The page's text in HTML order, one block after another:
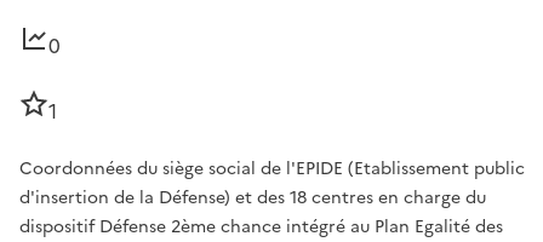
0
1
Coordonnées du siège social de l'EPIDE (Etablissement public
d'insertion de la Défense) et des 18 centres en charge du
dispositif Défense 2ème chance intégré au Plan Egalité des